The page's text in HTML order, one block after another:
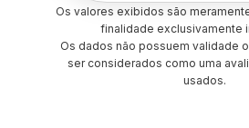
Os valores exibidos são
finalidade exclusivamente
Os dados não possuem validade
ser considerados como uma
usados.